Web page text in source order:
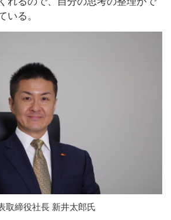
取締役社長 新井太郎氏
いる。